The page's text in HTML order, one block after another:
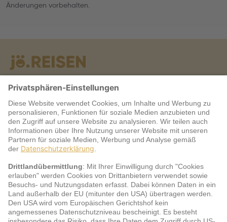
Änderungen vorbehalten.
Warum jö?
Service
jö Bonus Club Partner